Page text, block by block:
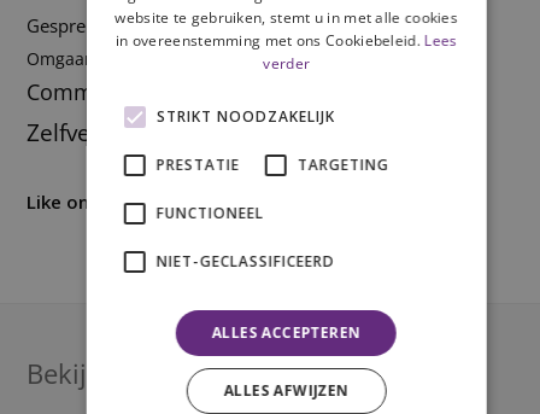
GesprekstechniekenPlannen Lichaamstaal Multitasken
Omgaan met stress effectief werken Doelen stellen
Communicatie
ZelfvertrouwenAssertiviteit
Like ons op Facebook!
Bekijk onze agendaof meld je direct
website te gebruiken, stemt u in met alle cookies
in overeenstemming met ons Cookiebeleid.Lees
verder
STRIKT NOODZAKELIJK
PRESTATIE TARGETING
FUNCTIONEEL
NIET-GECLASSIFICEERD
ALLES ACCEPTEREN
ALLES AFWIJZEN